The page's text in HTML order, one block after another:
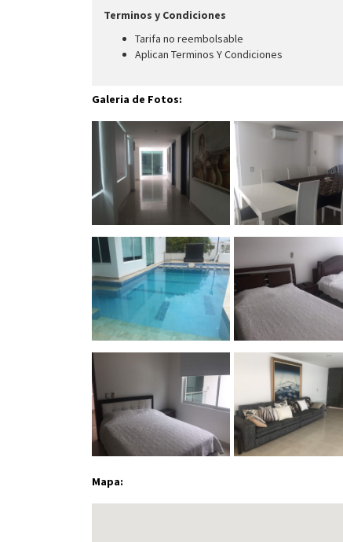
Terminos y Condiciones
Tarifa no reembolsable
Aplican Terminos Y Condiciones
Galeria de Fotos:
Mapa: